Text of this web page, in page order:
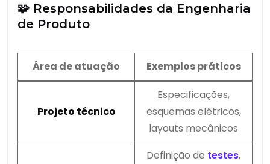
🧩 Responsabilidades da Engenharia
de Produto
Área de atuação Exemplos práticos
Projeto técnico
Especificações,
esquemas elétricos,
layouts mecânicos
Definição de testes,